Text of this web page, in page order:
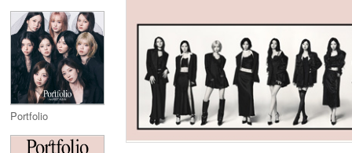
Portfolio